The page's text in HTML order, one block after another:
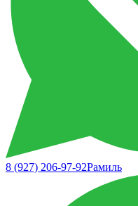
8 (927) 206-97-92Рамиль